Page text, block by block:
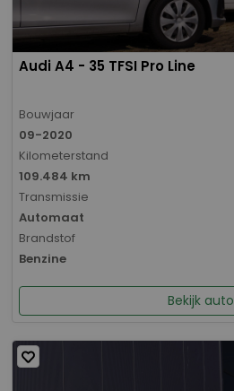
Audi A4 - 35 TFSI Pro Line
Bouwjaar
09-2020
Kilometerstand
109.484 km
Transmissie
Automaat
Brandstof
Benzine
Bekijk auto